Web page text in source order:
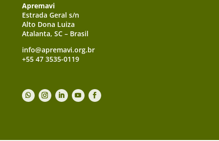
Apremavi
Estrada Geral s/n
Alto Dona Luiza
Atalanta, SC – Brasil
info@apremavi.org.br
+55 47 3535-0119